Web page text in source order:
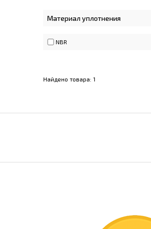
Материал уплотнения
NBR
Найдено товара: 1